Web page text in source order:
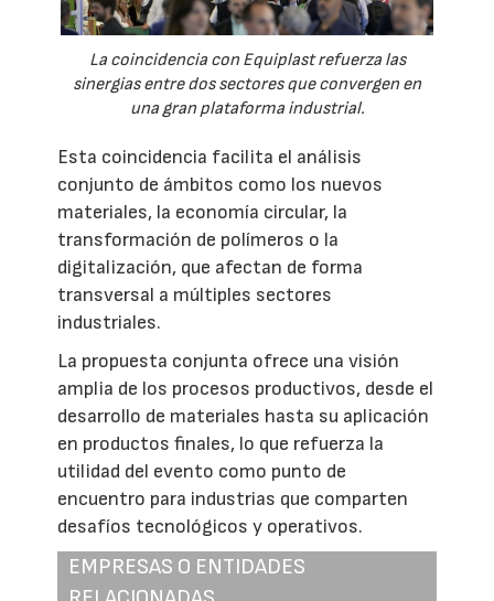
La coincidencia con Equiplast refuerza las
sinergias entre dos sectores que convergen en
una gran plataforma industrial.
Esta coincidencia facilita el análisis
conjunto de ámbitos como los nuevos
materiales, la economía circular, la
transformación de polímeros o la
digitalización, que afectan de forma
transversal a múltiples sectores
industriales.
La propuesta conjunta ofrece una visión
amplia de los procesos productivos, desde el
desarrollo de materiales hasta su aplicación
en productos finales, lo que refuerza la
utilidad del evento como punto de
encuentro para industrias que comparten
desafíos tecnológicos y operativos.
EMPRESAS O ENTIDADES